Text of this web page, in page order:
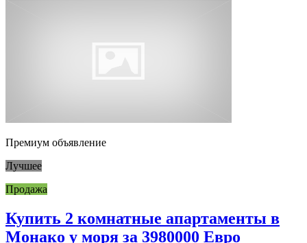
Премиум объявление
Лучшее
Продажа
Купить 2 комнатные апартаменты в
Монако у моря за 3980000 Евро